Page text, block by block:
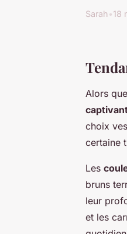
Sarah•18
Alors
choix
certaine
Les
bruns
leur
et les